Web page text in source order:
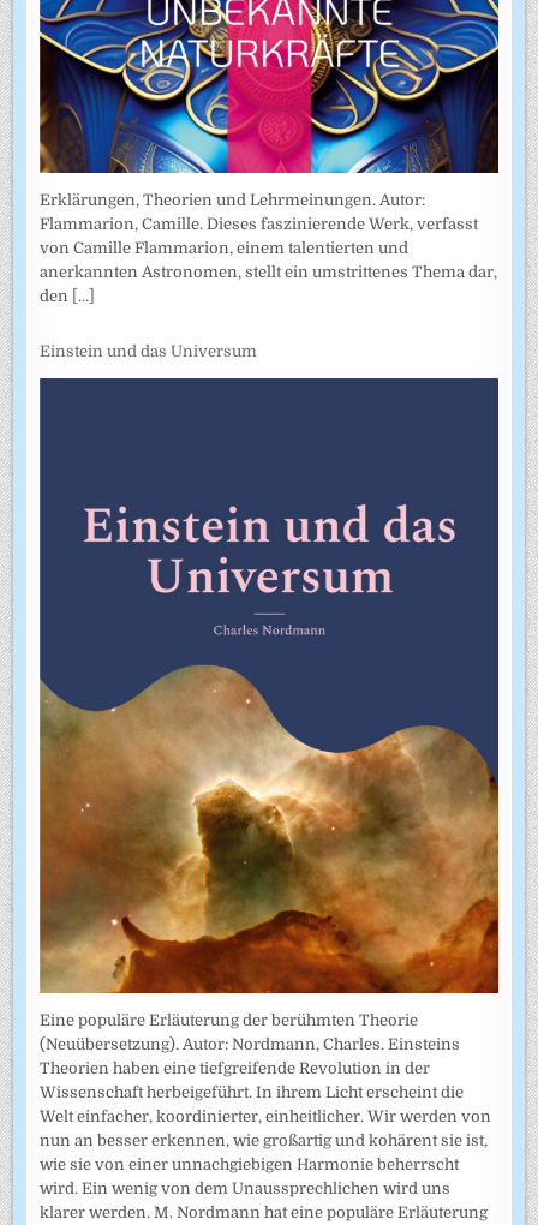
Erklärungen, Theorien und Lehrmeinungen. Autor:
Flammarion, Camille. Dieses faszinierende Werk, verfasst
von Camille Flammarion, einem talentierten und
anerkannten Astronomen, stellt ein umstrittenes Thema dar,
den [...]
Einstein und das Universum
Eine populäre Erläuterung der berühmten Theorie
(Neuübersetzung). Autor: Nordmann, Charles. Einsteins
Theorien haben eine tiefgreifende Revolution in der
Wissenschaft herbeigeführt. In ihrem Licht erscheint die
Welt einfacher, koordinierter, einheitlicher. Wir werden von
nun an besser erkennen, wie großartig und kohärent sie ist,
wie sie von einer unnachgiebigen Harmonie beherrscht
wird. Ein wenig von dem Unaussprechlichen wird uns
klarer werden. M. Nordmann hat eine populäre Erläuterung